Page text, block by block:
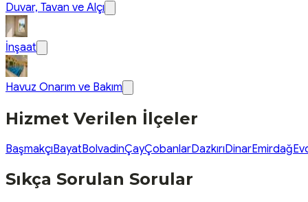
Duvar, Tavan ve Alçı
İnşaat
Havuz Onarım ve Bakım
Hizmet Verilen İlçeler
BaşmakçıBayatBolvadinÇayÇobanlarDazkırıDinarEmirdağ
Sıkça Sorulan Sorular